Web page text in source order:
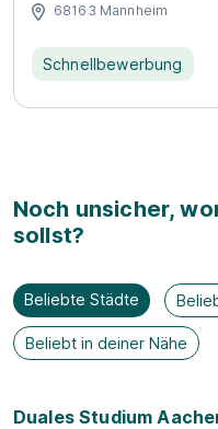
68163 Mannheim
Schnellbewerbung
Noch unsicher,
sollst?
Beliebte Städte
Beliebt in deiner Nähe
Duales Studium